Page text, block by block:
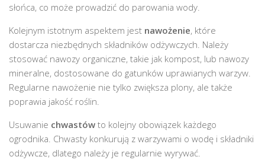
słońca, co może prowadzić do parowania wody.
Kolejnym istotnym aspektem jest nawożenie, które
dostarcza niezbędnych składników odżywczych. Należy
stosować nawozy organiczne, takie jak kompost, lub nawozy
mineralne, dostosowane do gatunków uprawianych warzyw.
Regularne nawożenie nie tylko zwiększa plony, ale także
poprawia jakość roślin.
Usuwanie chwastów to kolejny obowiązek każdego
ogrodnika. Chwasty konkurują z warzywami o wodę i składniki
odżywcze, dlatego należy je regularnie wyrywać.